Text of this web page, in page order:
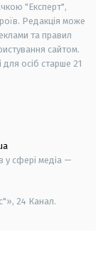
"Експерт",
Редакція може
та правил
сайтом.
для осіб старше 21
у сфері медіа —
24 Канал.